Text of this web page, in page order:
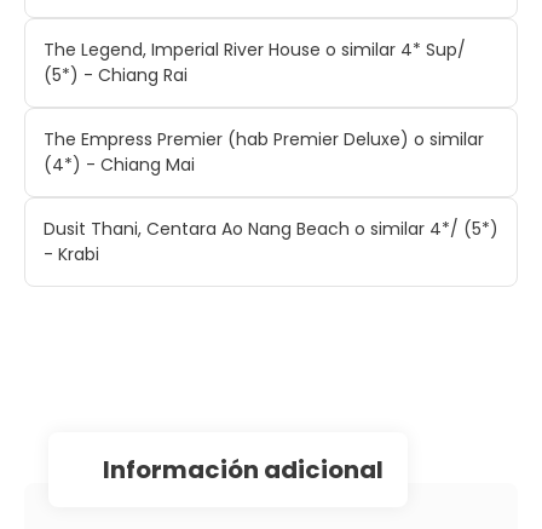
The Legend, Imperial River House o similar 4* Sup/
(5*) - Chiang Rai
The Empress Premier (hab Premier Deluxe) o similar
(4*) - Chiang Mai
Dusit Thani, Centara Ao Nang Beach o similar 4*/ (5*)
- Krabi
información adicional